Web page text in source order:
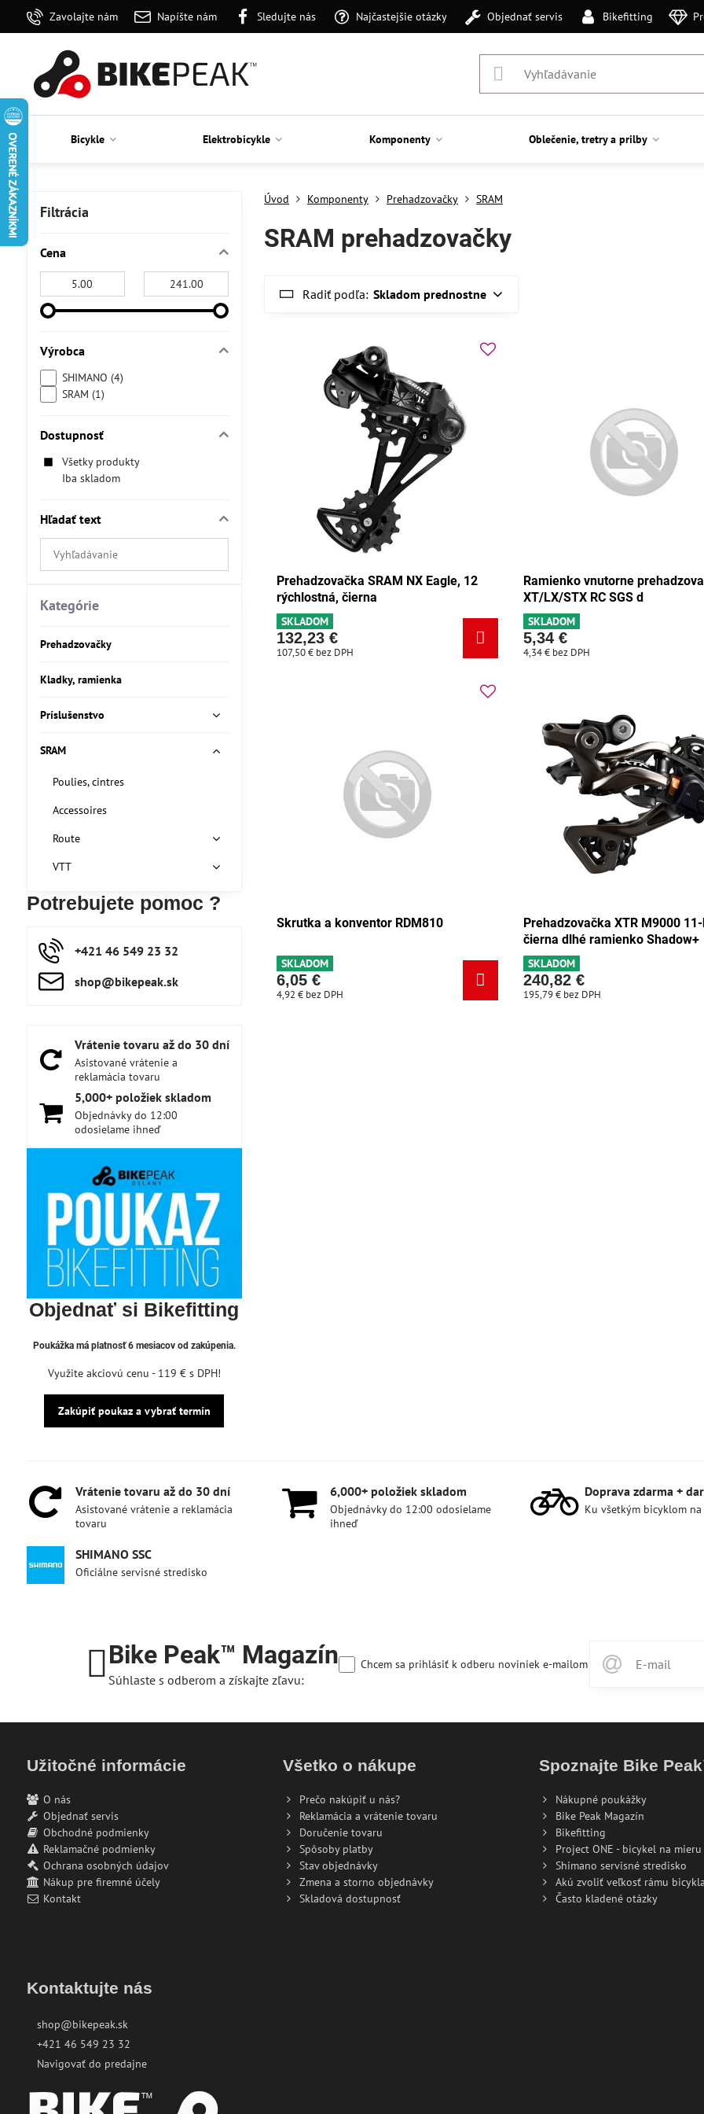
Zavolajte nám Napíšte nám Sledujte nás Najčastejšie otázky Objednať servis Bikefitting
Bicykle Elektrobicykle Komponenty Oblečenie, tretry a prilby
Úvod Komponenty Prehadzovačky SRAM
SRAM prehadzovačky
Radiť podľa: Skladom prednostne
Prehadzovačka SRAM NX Eagle, 12
rýchlostná, čierna
SKLADOM
132,23 €
107,50 € bez DPH
Ramienko vnutorne
XT/LX/STX RC SGS d
SKLADOM
5,34 €
4,34 € bez DPH
Skrutka a konventor RDM810
SKLADOM
6,05 €
4,92 € bez DPH
Prehadzovačka XTR M9000
čierna dlhé ramienko Shadow+
SKLADOM
240,82 €
195,79 € bez DPH
Filtrácia
Cena
Výrobca
SHIMANO (4)
SRAM (1)
Dostupnosť
Všetky produkty
Iba skladom
Hľadať text
Prehľadať
výsledky
fulltextom
Potrebujete pomoc ?
+421 46 549 23 32
shop​@bikepeak​.sk
Vrátenie tovaru až do 30 dní
Asistované vrátenie a
reklamácia tovaru
5,000+ položiek skladom
Objednávky do 12:00
odosielame ihneď
Kategórie
Prehadzovačky
Kladky, ramienka
Príslušenstvo
SRAM
Poulies, cintres
Accessoires
Route
VTT
Objednať si Bikefitting
Poukážka má platnosť 6 mesiacov od zakúpenia.
Využite akciovú cenu - 119 € s DPH!
Zakúpiť poukaz a vybrať termín
Vrátenie tovaru až do 30 dní
Asistované vrátenie a reklamácia
tovaru
6,000+ položiek skladom
Objednávky do 12:00 odosielame
ihneď
Doprava zdarma +
Ku všetkým bicyklom
SHIMANO SSC
Oficiálne servisné stredisko
Bike Peak™ Magazín
Súhlaste s odberom a získajte zľavu:
Chcem sa prihlásiť k odberu noviniek e-mailom
Užitočné informácie
O nás
Objednať servis
Obchodné podmienky
Reklamačné podmienky
Ochrana osobných údajov
Nákup pre firemné účely
Kontakt
Všetko o nákupe
Prečo nakúpiť u nás?
Reklamácia a vrátenie tovaru
Doručenie tovaru
Spôsoby platby
Stav objednávky
Zmena a storno objednávky
Skladová dostupnosť
Spoznajte Bike
Nákupné poukážky
Bike Peak Magazín
Bikefitting
Project ONE - bicykel na mieru
Shimano servisné stredisko
Akú zvoliť veľkosť rámu
Často kladené otázky
Kontaktujte nás
shop@bikepeak.sk
+421 46 549 23 32
Navigovať do predajne